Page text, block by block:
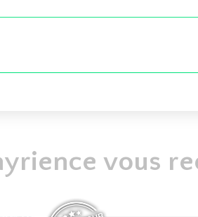
vous